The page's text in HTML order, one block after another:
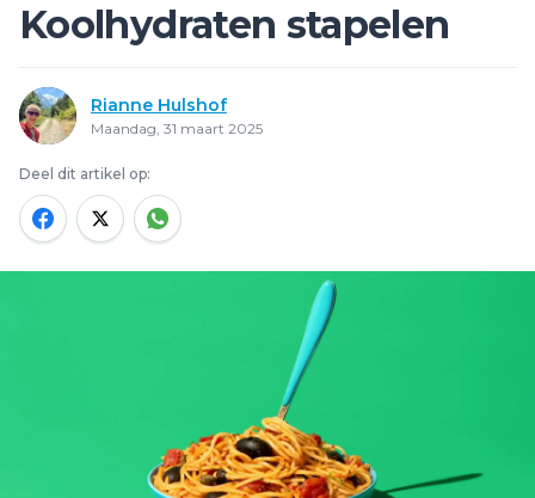
Koolhydraten stapelen
Rianne Hulshof
Maandag, 31 maart 2025
Deel dit artikel op: